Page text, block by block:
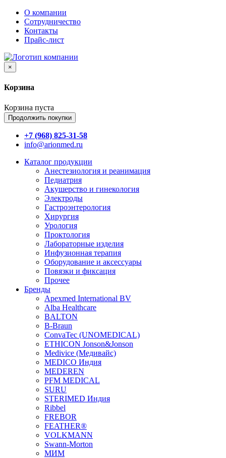
О компании
Сотрудничество
Контакты
Прайс-лист
×
Корзина
Корзина пуста
Продолжить покупки
+7 (968) 825-31-58
info@arionmed.ru
Каталог продукции
Анестезиология и реанимация
Педиатрия
Акушерство и гинекология
Электроды
Гастроэнтерология
Хирургия
Урология
Проктология
Лабораторные изделия
Инфузионная терапия
Оборудование и аксессуары
Повязки и фиксация
Прочее
Бренды
Apexmed International BV
Alba Healthcare
BALTON
B-Braun
ConvaTec (UNOMEDICAL)
ETHICON Jonson&Jonson
Medivice (Медивайс)
MEDICO Индия
MEDEREN
PFM MEDICAL
SURU
STERIMED Индия
Ribbel
FREBOR
FEATHER®
VOLKMANN
Swann-Morton
МИМ